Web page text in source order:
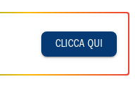
CLICCA QUI